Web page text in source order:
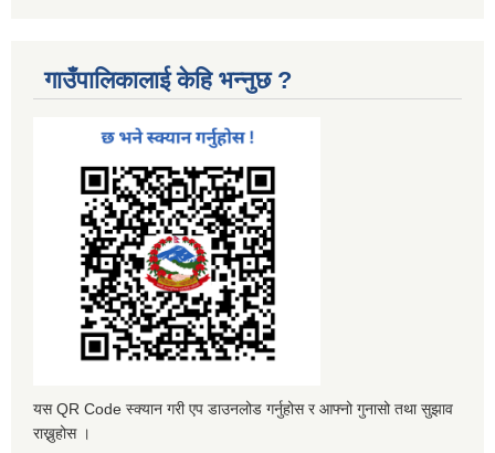
गाउँपालिकालाई केहि भन्नुछ ?
यस QR Code स्क्यान गरी एप डाउनलोड गर्नुहोस र आफ्नो गुनासो तथा सुझाव
राख्नुहोस ।